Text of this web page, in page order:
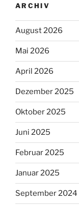
ARCHIV
August 2026
Mai 2026
April 2026
Dezember 2025
Oktober 2025
Juni 2025
Februar 2025
Januar 2025
September 2024